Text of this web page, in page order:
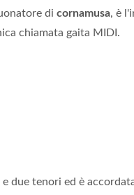
di cornamusa, è
chiamata gaita MIDI.
due tenori ed è